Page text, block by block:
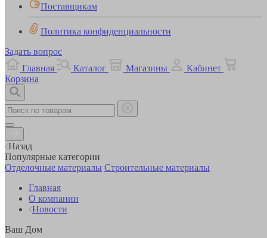
Поставщикам
Политика конфиденциальности
Задать вопрос
Главная
Каталог Магазины
Кабинет
Корзина
Назад
Популярные категории
Отделочные материалы Строительные материалы
Главная
О компании
Новости
Ваш Дом